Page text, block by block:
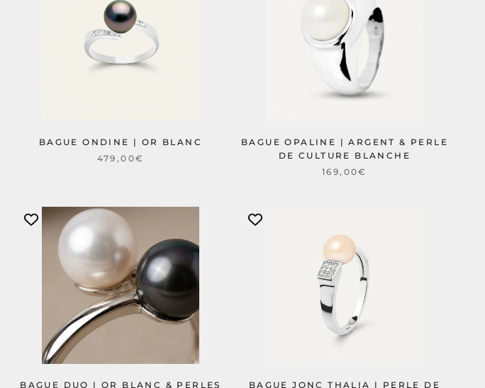
BAGUE ONDINE | OR BLANC
479,00€
BAGUE OPALINE | ARGENT & PERLE
DE CULTURE BLANCHE
169,00€
BAGUE DUO | OR BLANC & PERLES
BAGUE JONC THALIA | PERLE DE